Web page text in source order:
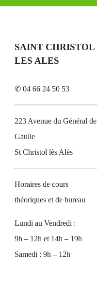
SAINT CHRISTOL
LES ALES
✆ 04 66 24 50 53
223 Avenue du Général de
Gaulle
St Christol lès Alès
Horaires de cours
théoriques et de bureau
Lundi au Vendredi :
9h – 12h et 14h – 19h
Samedi : 9h – 12h